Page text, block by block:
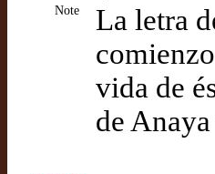
Note
La letra
vida de
de